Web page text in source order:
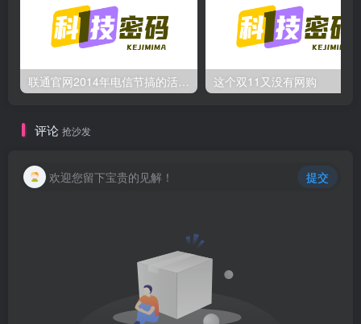
联通官网2014年电信节搞的活动有水份啊~ 这个双11又没有网购
评论 抢沙发
欢迎您留下宝贵的见解！ 提交